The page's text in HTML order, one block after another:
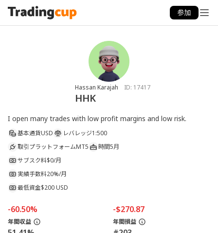
参加
Hassan Karajah ID: 17417
HHK
I open many trades with low profit margins and low risk.
基本通貨USD レバレッジ1:500
取引プラットフォームMT5 時間5月
サブスク料$0/月
実績手数料20%/月
最低資金$200 USD
-60.50%
年間収益
-$270.87
年間損益